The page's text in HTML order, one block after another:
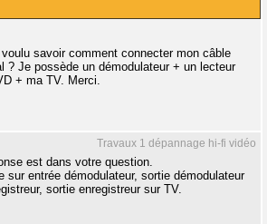
voulu savoir comment connecter mon câble
? Je possède un démodulateur + un lecteur
+ ma TV. Merci.
Travaux 1 dépannage hi-fi vidéo
est dans votre question.
sur entrée démodulateur, sortie démodulateur
sortie enregistreur sur TV.